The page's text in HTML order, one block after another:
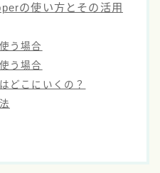
の使い方とその活用
う場合
う場合
どこにいくの？